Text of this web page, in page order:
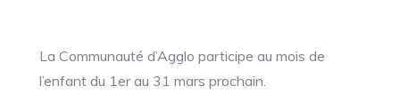
La Communauté d’Agglo participe au mois de
l’enfant du 1er au 31 mars prochain.